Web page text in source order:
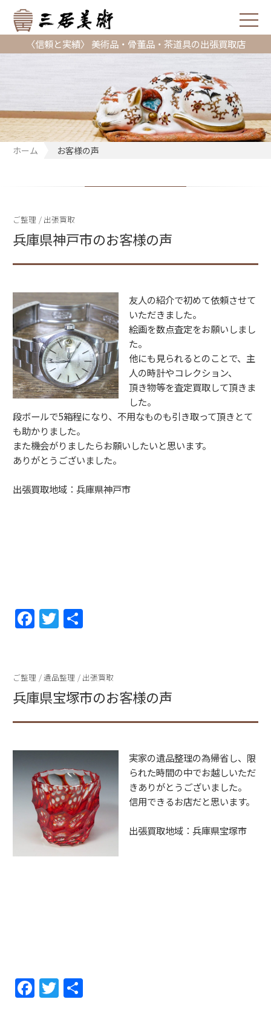
〈信頼と実績〉 美術品・骨董品・茶道具の出張買取店
ホーム お客様の声
ご整理 / 出張買取
兵庫県神戸市のお客様の声
友人の紹介で初めて依頼させて
いただきました。
絵画を数点査定をお願いしまし
た。
他にも見られるとのことで、主
人の時計やコレクション、
頂き物等を査定買取して頂きま
した。
段ボールで5箱程になり、不用なものも引き取って頂きとて
も助かりました。
また機会がりましたらお願いしたいと思います。
ありがとうございました。
出張買取地域：兵庫県神戸市
F
e
b
o
k
T
er
ご整理 /遺品整理 / 出張買取
兵庫県宝塚市のお客様の声
実家の遺品整理の為帰省し、限
られた時間の中でお越しいただ
きありがとうございました。
信用できるお店だと思います。
出張買取地域：兵庫県宝塚市
F
a
T
w